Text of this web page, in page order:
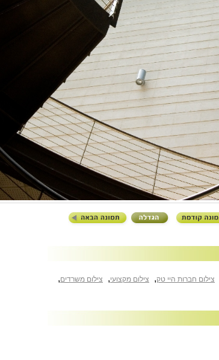
צילום חברות היי טק, צילום מקצועי, צילום משרדים,